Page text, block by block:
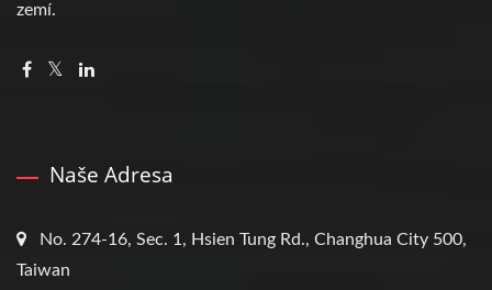
zemí.
Naše Adresa
No. 274-16, Sec. 1, Hsien Tung Rd., Changhua City 500,
Taiwan